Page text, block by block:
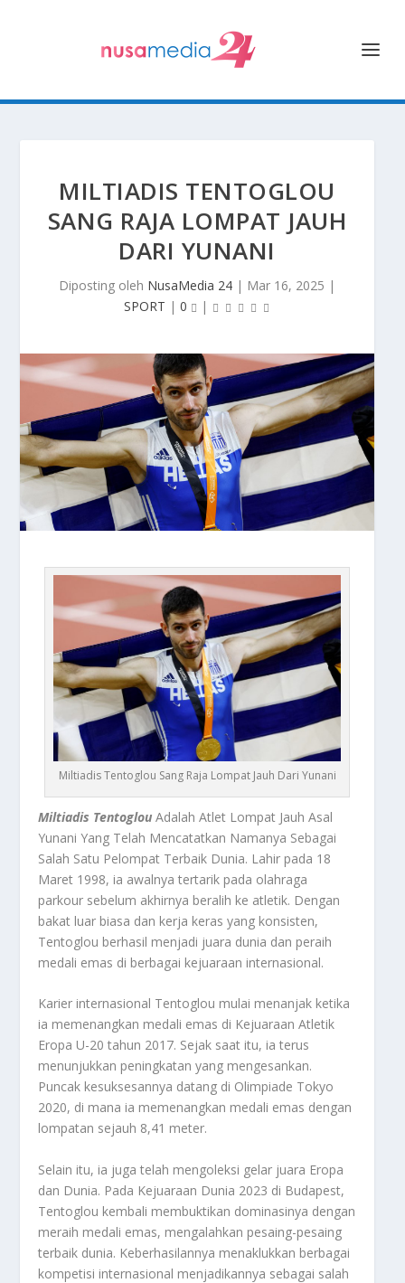
MILTIADIS TENTOGLOU
SANG RAJA LOMPAT JAUH
DARI YUNANI
Diposting oleh NusaMedia 24 | Mar 16, 2025 |
SPORT | 0 |
Miltiadis Tentoglou Sang Raja Lompat Jauh Dari Yunani
Miltiadis Tentoglou Adalah Atlet Lompat Jauh Asal
Yunani Yang Telah Mencatatkan Namanya Sebagai
Salah Satu Pelompat Terbaik Dunia. Lahir pada 18
Maret 1998, ia awalnya tertarik pada olahraga
parkour sebelum akhirnya beralih ke atletik. Dengan
bakat luar biasa dan kerja keras yang konsisten,
Tentoglou berhasil menjadi juara dunia dan peraih
medali emas di berbagai kejuaraan internasional.
Karier internasional Tentoglou mulai menanjak ketika
ia memenangkan medali emas di Kejuaraan Atletik
Eropa U-20 tahun 2017. Sejak saat itu, ia terus
menunjukkan peningkatan yang mengesankan.
Puncak kesuksesannya datang di Olimpiade Tokyo
2020, di mana ia memenangkan medali emas dengan
lompatan sejauh 8,41 meter.
Selain itu, ia juga telah mengoleksi gelar juara Eropa
dan Dunia. Pada Kejuaraan Dunia 2023 di Budapest,
Tentoglou kembali membuktikan dominasinya dengan
meraih medali emas, mengalahkan pesaing-pesaing
terbaik dunia. Keberhasilannya menaklukkan berbagai
kompetisi internasional menjadikannya sebagai salah